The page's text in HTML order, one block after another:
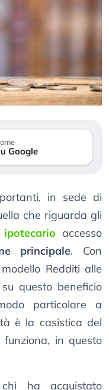
Google
in sede di
che riguarda gli
accesso
principale. Con
Redditi alle
questo beneficio
particolare a
è la casistica del
in questo
chi ha acquistato